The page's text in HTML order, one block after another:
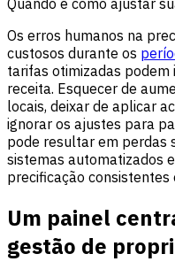
Quando e como ajustar
Os erros humanos na
custosos durante os
tarifas otimizadas
receita. Esquecer de
locais, deixar de aplicar
ignorar os ajustes para
pode resultar em perdas
sistemas automatizados
precificação consistentes
Um painel
gestão de